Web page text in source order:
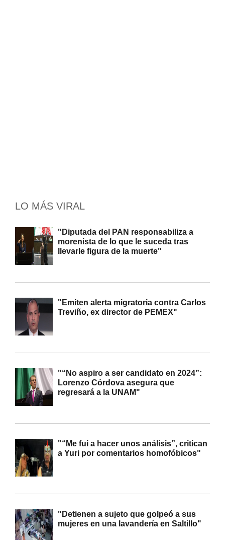
LO MÁS VIRAL
"Diputada del PAN responsabiliza a
morenista de lo que le suceda tras
llevarle figura de la muerte"
"Emiten alerta migratoria contra Carlos
Treviño, ex director de PEMEX"
"“No aspiro a ser candidato en 2024”:
Lorenzo Córdova asegura que
regresará a la UNAM"
"“Me fui a hacer unos análisis”, critican
a Yuri por comentarios homofóbicos"
"Detienen a sujeto que golpeó a sus
mujeres en una lavandería en Saltillo"